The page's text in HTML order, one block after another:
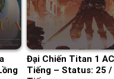
Đại Chiến Titan 1
Tiếng – Status: 25 /